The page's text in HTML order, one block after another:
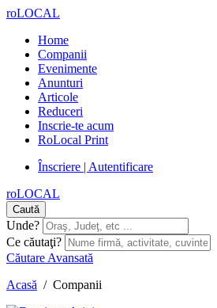
roLOCAL
Home
Companii
Evenimente
Anunturi
Articole
Reduceri
Inscrie-te acum
RoLocal Print
Înscriere | Autentificare
roLOCAL
Caută
Unde?
Ce căutaţi?
Căutare Avansată
Acasă / Companii